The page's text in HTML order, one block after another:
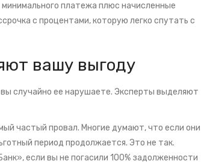
платежа плюс начисленные
с процентами, которую легко спутать с
вашу выгоду
случайно ее нарушаете. Эксперты выделяют
частый провал. Многие думают, что если они
период продолжается. Это не так.
», если вы не погасили 100% задолженности